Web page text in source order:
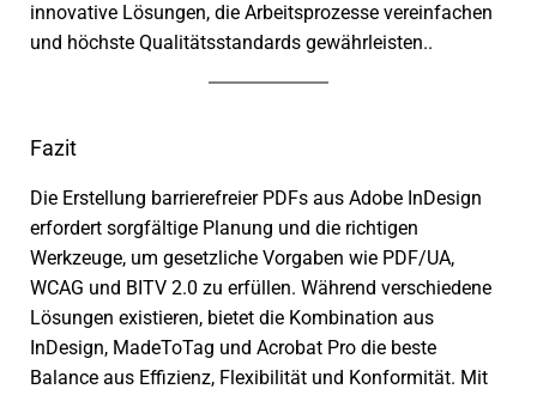
inno­va­tive Lösungen, die Arbeitsprozesse verein­fa­chen
und höchste Qualitätsstandards gewähr­leis­ten..
Fazit
Die Erstellung barrie­re­freier PDFs aus Adobe InDesign
erfor­dert sorg­fäl­tige Planung und die rich­ti­gen
Werkzeuge, um gesetz­li­che Vorgaben wie PDF/UA,
WCAG und BITV 2.0 zu erfül­len. Während verschie­dene
Lösungen exis­tie­ren, bietet die Kombination aus
InDesign, MadeToTag und Acrobat Pro die beste
Balance aus Effizienz, Flexibilität und Konformität. Mit